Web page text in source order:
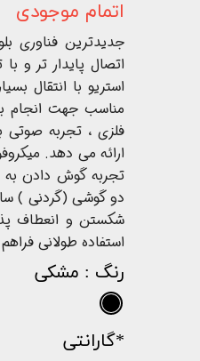
اتمام موجودی
اتصال پایدار تر و
مناسب جهت انجام
فلزی ، تجربه صوتی
تجربه گوش دادن
دو گوشی (گردنی )
شکستن و انعطاف
استفاده طولانی
رنگ : مشکی
*گارانتی